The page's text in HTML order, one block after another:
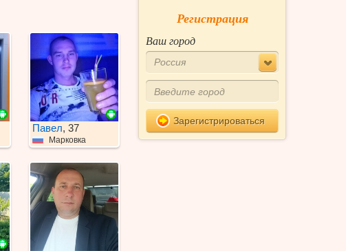
Павел, 37
Марковка
Регистрация
Ваш город
Россия
Зарегистрироваться